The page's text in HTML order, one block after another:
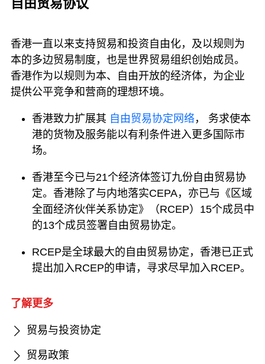
自由贸易协议
香港一直以来支持贸易和投资自由化，及以规则为
本的多边贸易制度，也是世界贸易组织创始成员。
香港作为以规则为本、自由开放的经济体，为企业
提供公平竞争和营商的理想环境。
香港致力扩展其 自由贸易协定网络， 务求使本
港的货物及服务能以有利条件进入更多国际市
场。
香港至今已与21个经济体签订九份自由贸易协
定。香港除了与内地落实CEPA，亦已与《区域
全面经济伙伴关系协定》（RCEP）15个成员中
的13个成员签署自由贸易协定。
RCEP是全球最大的自由贸易协定，香港已正式
提出加入RCEP的申请，寻求尽早加入RCEP。
了解更多
贸易与投资协定
贸易政策